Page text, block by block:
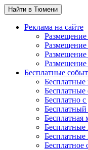
Найти в Тюмени
Реклама на сайте
Размещение
Размещение
Бесплатные
Бесплатно
Бесплатное